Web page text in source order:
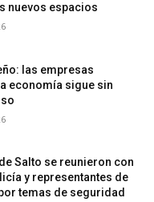
nuevos espacios
las empresas
economía sigue sin
Salto se reunieron con
y representantes de
temas de seguridad